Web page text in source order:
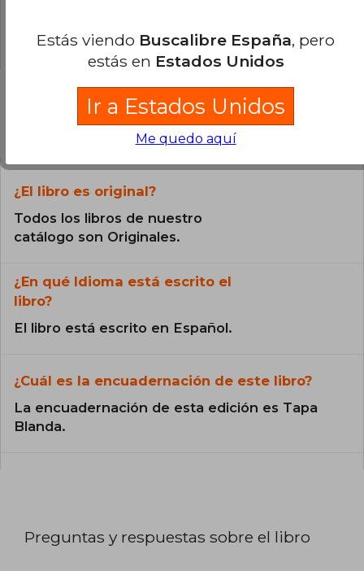
9% (3)
Preguntas frecuentes sobre el libro
¿El libro es original?
Todos los libros de nuestro
catálogo son Originales.
¿En qué Idioma está escrito el
libro?
El libro está escrito en Español.
¿Cuál es la encuadernación de este libro?
La encuadernación de esta edición es Tapa
Blanda.
Preguntas y respuestas sobre el libro
Estás viendo Buscalibre España, pero
estás en Estados Unidos
Ir a Estados Unidos
Me quedo aquí